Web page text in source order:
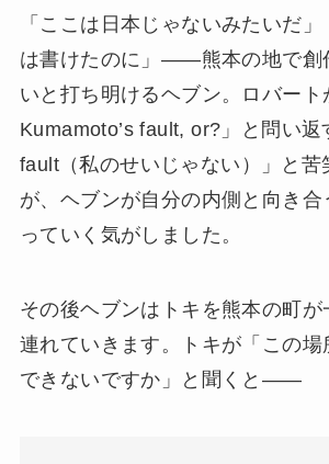
「ここは日本じゃないみたいだ
は書けたのに」——熊本の地で創
いと打ち明けるヘブン。ロバー
Kumamoto’s fault, or?」と問い
fault（私のせいじゃない）」と苦
が、ヘブンが自分の内側と向き合
っていく気がしました。
その後ヘブンはトキを熊本の町が
連れていきます。トキが「この場
できないですか」と聞くと——